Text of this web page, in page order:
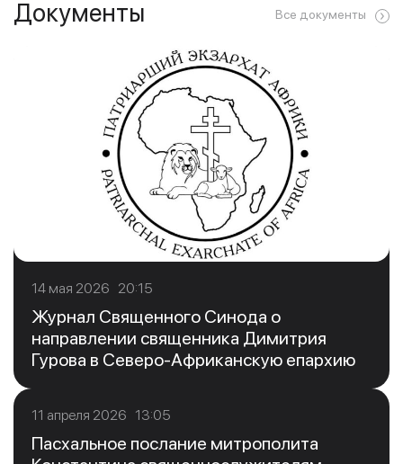
Документы Все документы
14 мая 2026 20:15
Журнал Священного Синода о
направлении священника Димитрия
Гурова в Северо-Африканскую епархию
11 апреля 2026 13:05
Пасхальное послание митрополита